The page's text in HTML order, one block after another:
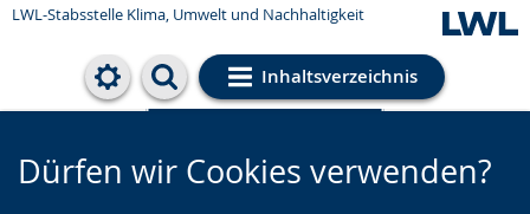
LWL-Stabsstelle Klima, Umwelt und Nachhaltigkeit
Inhaltsverzeichnis
Cookie-Einstellungen
Dürfen wir Cookies verwenden?